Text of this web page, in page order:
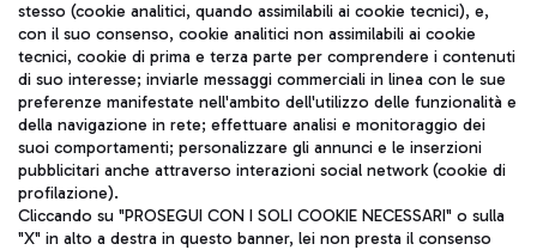
Fast Food
Treno
Raggiungi velocemente l'aeroporto di Fiumicino da Roma
tramite i servizi ferroviari Trenitalia.
TRAVEL JOURNAL
ITA
stesso (cookie analitici, quando assimilabili ai cookie tecnici), e,
con il suo consenso, cookie analitici non assimilabili ai cookie
tecnici, cookie di prima e terza parte per comprendere i contenuti
di suo interesse; inviarle messaggi commerciali in linea con le sue
preferenze manifestate nell'ambito dell'utilizzo delle funzionalità e
della navigazione in rete; effettuare analisi e monitoraggio dei
suoi comportamenti; personalizzare gli annunci e le inserzioni
pubblicitari anche attraverso interazioni social network (cookie di
profilazione).
Cliccando su "PROSEGUI CON I SOLI COOKIE NECESSARI" o sulla
"X" in alto a destra in questo banner, lei non presta il consenso